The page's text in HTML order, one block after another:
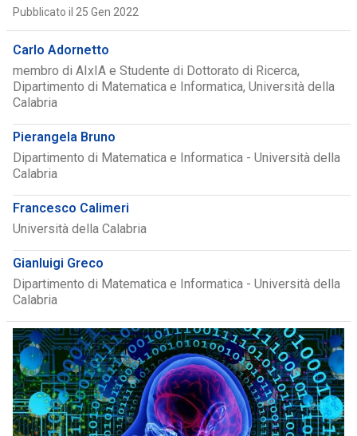
Pubblicato il 25 Gen 2022
Carlo Adornetto
membro di AIxIA e Studente di Dottorato di Ricerca,
Dipartimento di Matematica e Informatica, Università della
Calabria
Pierangela Bruno
Dipartimento di Matematica e Informatica - Università della
Calabria
Francesco Calimeri
Università della Calabria
Gianluigi Greco
Dipartimento di Matematica e Informatica - Università della
Calabria